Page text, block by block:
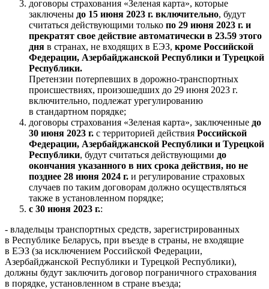
договоры страхования «Зеленая карта», которые
заключены до 15 июня 2023 г. включительно, будут
считаться действующими только по 29 июня 2023 г. и
прекратят свое действие автоматически в 23.59 этого
дня в странах, не входящих в ЕЭЗ, кроме Российской
Федерации, Азербайджанской Республики и Турецкой
Республики.
Претензии потерпевших в дорожно-транспортных
происшествиях, произошедших до 29 июня 2023 г.
включительно, подлежат урегулированию
в стандартном порядке;
договоры страхования «Зеленая карта», заключенные до
30 июня 2023 г. с территорией действия Российской
Федерации, Азербайджанской Республики и Турецкой
Республики, будут считаться действующими до
окончания указанного в них срока действия, но не
позднее 28 июня 2024 г. и регулирование страховых
случаев по таким договорам должно осуществляться
также в установленном порядке;
с 30 июня 2023 г.:
- владельцы транспортных средств, зарегистрированных
в Республике Беларусь, при въезде в страны, не входящие
в ЕЭЗ (за исключением Российской Федерации,
Азербайджанской Республики и Турецкой Республики),
должны будут заключить договор пограничного страхования
в порядке, установленном в стране въезда;